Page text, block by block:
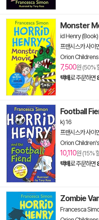
Monster
id Henry (Book)
프랜시스카 사이
Orion Childrens
7,500원 (50%
택배로 주문하면
Football
k) 16
프랜시스카 사이
Orion
10,110원 (15%
택배로 주문하면
Zombie
Francesca